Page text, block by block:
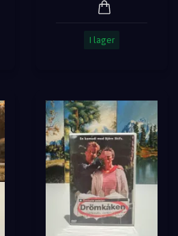
I lager